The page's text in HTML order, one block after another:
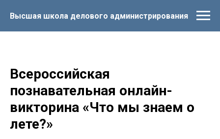
Высшая школа делового администрирования
Всероссийская
познавательная онлайн-
викторина «Что мы знаем о
лете?»